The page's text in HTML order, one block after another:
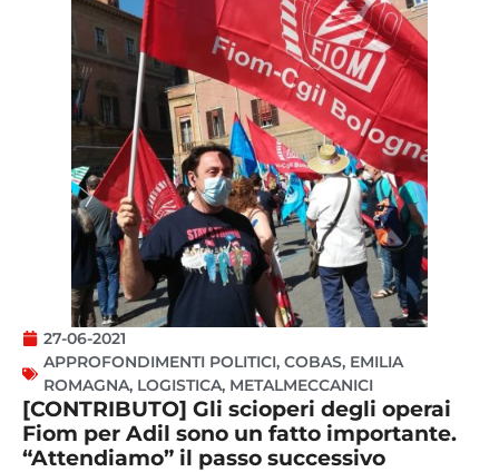
27-06-2021
APPROFONDIMENTI POLITICI, COBAS, EMILIA
ROMAGNA, LOGISTICA, METALMECCANICI
[CONTRIBUTO] Gli scioperi degli operai
Fiom per Adil sono un fatto importante.
“Attendiamo” il passo successivo